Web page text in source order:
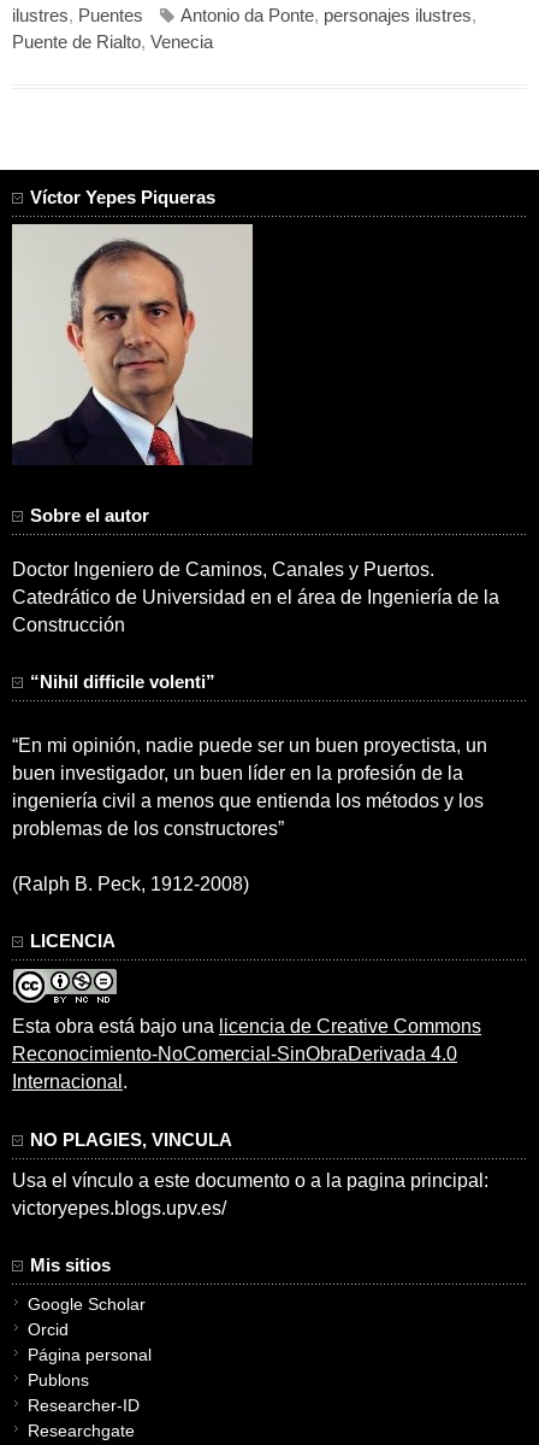
ilustres, Puentes Antonio da Ponte, personajes ilustres,
Puente de Rialto, Venecia
Víctor Yepes Piqueras
Sobre el autor
Doctor Ingeniero de Caminos, Canales y Puertos.
Catedrático de Universidad en el área de Ingeniería de la
Construcción
“Nihil difficile volenti”
“En mi opinión, nadie puede ser un buen proyectista, un
buen investigador, un buen líder en la profesión de la
ingeniería civil a menos que entienda los métodos y los
problemas de los constructores”
(Ralph B. Peck, 1912-2008)
LICENCIA
Esta obra está bajo una licencia de Creative Commons
Reconocimiento-NoComercial-SinObraDerivada 4.0
Internacional .
NO PLAGIES, VINCULA
Usa el vínculo a este documento o a la pagina principal:
victoryepes.blogs.upv.es/
Mis sitios
Google Scholar
Orcid
Página personal
Publons
Researcher-ID
Researchgate